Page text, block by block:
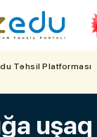
Təhsil Platforması